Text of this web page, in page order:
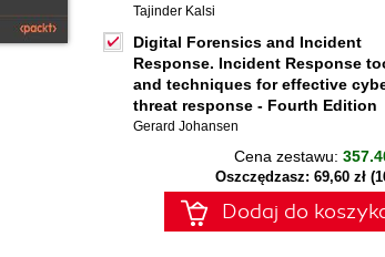
Tajinder Kalsi
Digital Forensics and Incident
Response. Incident Response
and techniques for effective
threat response - Fourth Edition
Gerard Johansen
Cena zestawu:
Oszczędzasz: 69,60 zł
Dodaj do